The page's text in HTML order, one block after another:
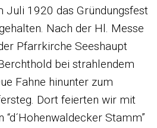
Juli 1920 das Gründungsfest
Nach der Hl. Messe
Pfarrkirche Seeshaupt
bei strahlendem
Fahne hinunter zum
Dort feierten wir mit
Stamm”